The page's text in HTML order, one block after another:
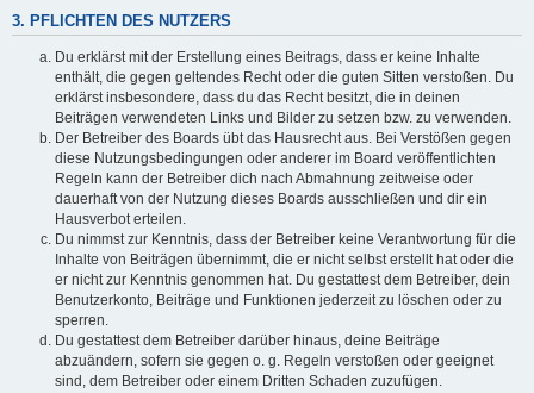
3. PFLICHTEN DES NUTZERS
Du erklärst mit der Erstellung eines Beitrags, dass er keine Inhalte
enthält, die gegen geltendes Recht oder die guten Sitten verstoßen. Du
erklärst insbesondere, dass du das Recht besitzt, die in deinen
Beiträgen verwendeten Links und Bilder zu setzen bzw. zu verwenden.
Der Betreiber des Boards übt das Hausrecht aus. Bei Verstößen gegen
diese Nutzungsbedingungen oder anderer im Board veröffentlichten
Regeln kann der Betreiber dich nach Abmahnung zeitweise oder
dauerhaft von der Nutzung dieses Boards ausschließen und dir ein
Hausverbot erteilen.
Du nimmst zur Kenntnis, dass der Betreiber keine Verantwortung für die
Inhalte von Beiträgen übernimmt, die er nicht selbst erstellt hat oder die
er nicht zur Kenntnis genommen hat. Du gestattest dem Betreiber, dein
Benutzerkonto, Beiträge und Funktionen jederzeit zu löschen oder zu
sperren.
Du gestattest dem Betreiber darüber hinaus, deine Beiträge
abzuändern, sofern sie gegen o. g. Regeln verstoßen oder geeignet
sind, dem Betreiber oder einem Dritten Schaden zuzufügen.